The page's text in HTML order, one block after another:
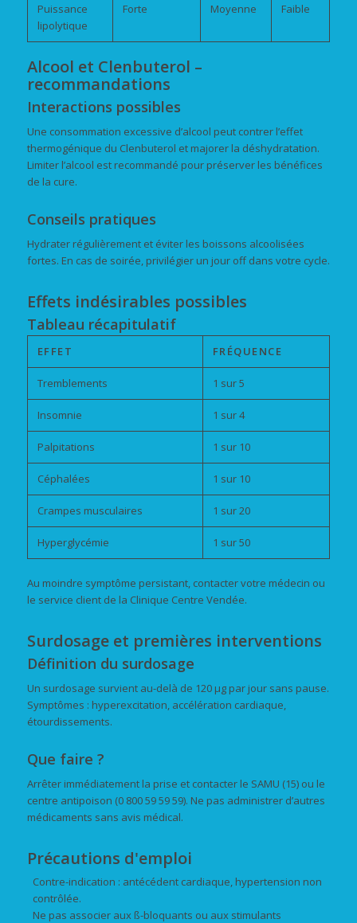
Puissance
lipolytique
Forte Moyenne Faible
Alcool et Clenbuterol –
recommandations
Interactions possibles
Une consommation excessive d’alcool peut contrer l’effet
thermogénique du Clenbuterol et majorer la déshydratation.
Limiter l’alcool est recommandé pour préserver les bénéfices
de la cure.
Conseils pratiques
Hydrater régulièrement et éviter les boissons alcoolisées
fortes. En cas de soirée, privilégier un jour off dans votre cycle.
Effets indésirables possibles
Tableau récapitulatif
EFFET FRÉQUENCE
Tremblements 1 sur 5
Insomnie 1 sur 4
Palpitations 1 sur 10
Céphalées 1 sur 10
Crampes musculaires 1 sur 20
Hyperglycémie 1 sur 50
Au moindre symptôme persistant, contacter votre médecin ou
le service client de la Clinique Centre Vendée.
Surdosage et premières interventions
Définition du surdosage
Un surdosage survient au-delà de 120 µg par jour sans pause.
Symptômes : hyperexcitation, accélération cardiaque,
étourdissements.
Que faire ?
Arrêter immédiatement la prise et contacter le SAMU (15) ou le
centre antipoison (0 800 59 59 59). Ne pas administrer d’autres
médicaments sans avis médical.
Précautions d'emploi
Contre-indication : antécédent cardiaque, hypertension non
contrôlée.
Ne pas associer aux ß-bloquants ou aux stimulants